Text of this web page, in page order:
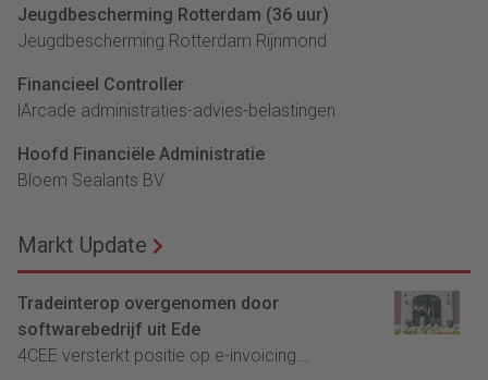
Jeugdbescherming Rotterdam (36 uur)
Jeugdbescherming Rotterdam Rijnmond
Financieel Controller
lArcade administraties-advies-belastingen
Hoofd Financiële Administratie
Bloem Sealants BV
Markt Update
Tradeinterop overgenomen door
softwarebedrijf uit Ede
4CEE versterkt positie op e-invoicing...